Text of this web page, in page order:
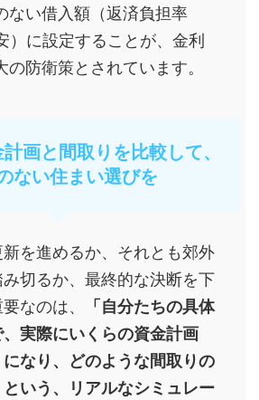
ない借入額（返済負担率
）に設定することが、金利
の防衛策とされています。
画と間取りを比較して、
ない住まい選びを
を進めるか、それとも郊外
切るか、最終的な決断を下
なのは、
「自分たちの具体
実際にいくらの資金計画
になり、どのような間取りの
いう、リアルなシミュレー